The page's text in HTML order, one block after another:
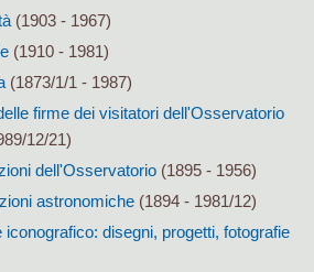
(1903 - 1967)
(1910 - 1981)
(1873/1/1 - 1987)
firme dei visitatori dell'Osservatorio
12/21)
dell'Osservatorio(1895 - 1956)
astronomiche(1894 - 1981/12)
iconografico: disegni, progetti, fotografie